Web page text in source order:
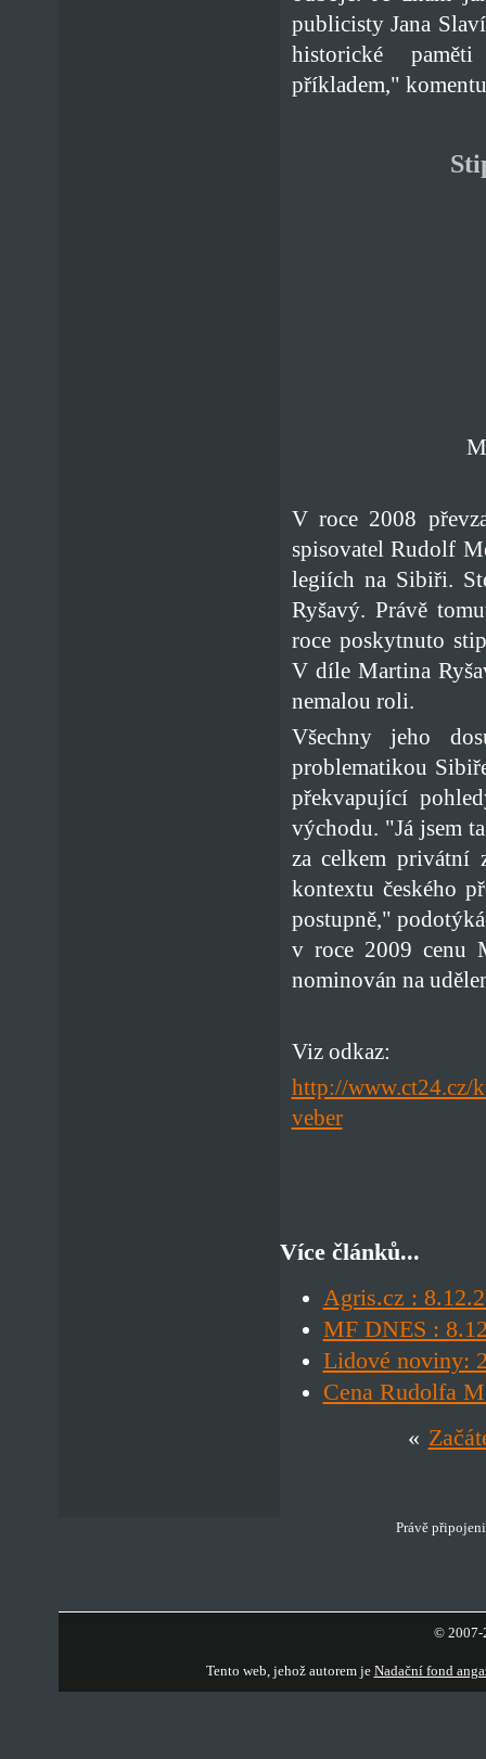
publicisty Jana
historické
příkladem,"
V roce 2008
spisovatel Rudolf
legiích na Sibiři.
Ryšavý. Právě
roce poskytnuto
V díle Martina
nemalou roli.
Všechny jeho
problematikou
překvapující
východu. "Já jsem
za celkem privátní
kontextu českého
postupně,"
v roce 2009 cenu
nominován na
Viz odkaz:
http://www.ct24.cz/
veber
Více článků...
Agris.cz :
MF DNES :
Lidové noviny:
Cena Rudolfa
«
Právě
© 2007-
Tento web, jehož autorem je Nadační fond